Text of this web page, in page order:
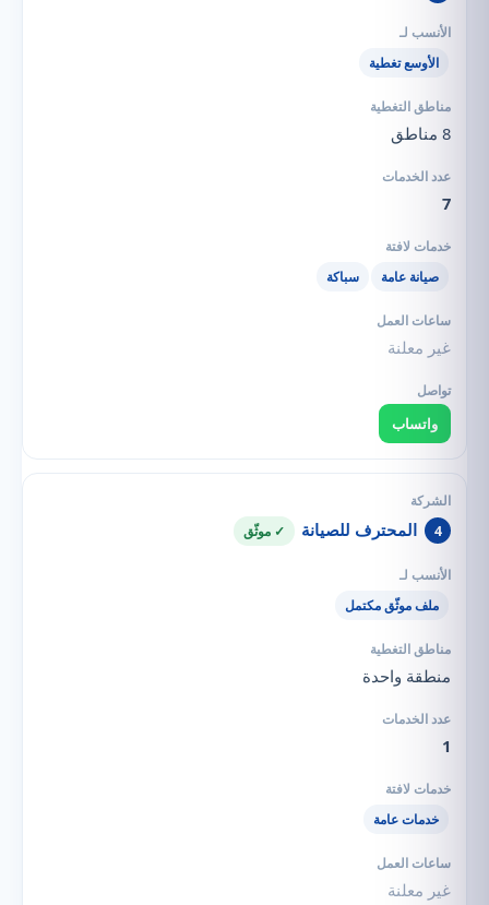
الأوسع تغطية
8 مناطق
7
صيانة عامة سباكة
غير معلنة
واتساب
4 المحترف للصيانة ✓ موثّق
ملف موثّق مكتمل
منطقة واحدة
1
خدمات عامة
غير معلنة